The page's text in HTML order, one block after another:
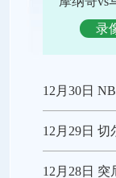
录
12月30日 NBA
12月29日 切
12月28日